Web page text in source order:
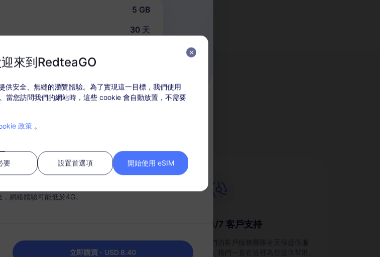
RedteaGO eSIM？
eSIM
根據需要輕鬆充值您的數據計劃，並
為每個目的地保留一個套餐。
24/7 客戶支持
5 GB
30 天
內激活，過期未激活套餐將無法使用和退款；
則會停止服務；
網絡體驗可能低於4G。
立即購買 - USD 8.40
來到RedteaGO
安全、無縫的瀏覽體驗。為了實現這一目標，我們使用
當您訪問我們的網站時，這些 cookie 會自動放置，不需要
政策 。
要 設置首選項 開始使用 eSIM